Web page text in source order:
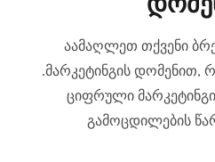
აამაღლეთ თქვენი
.მარკეტინგის
ციფრული
გამოცდილების